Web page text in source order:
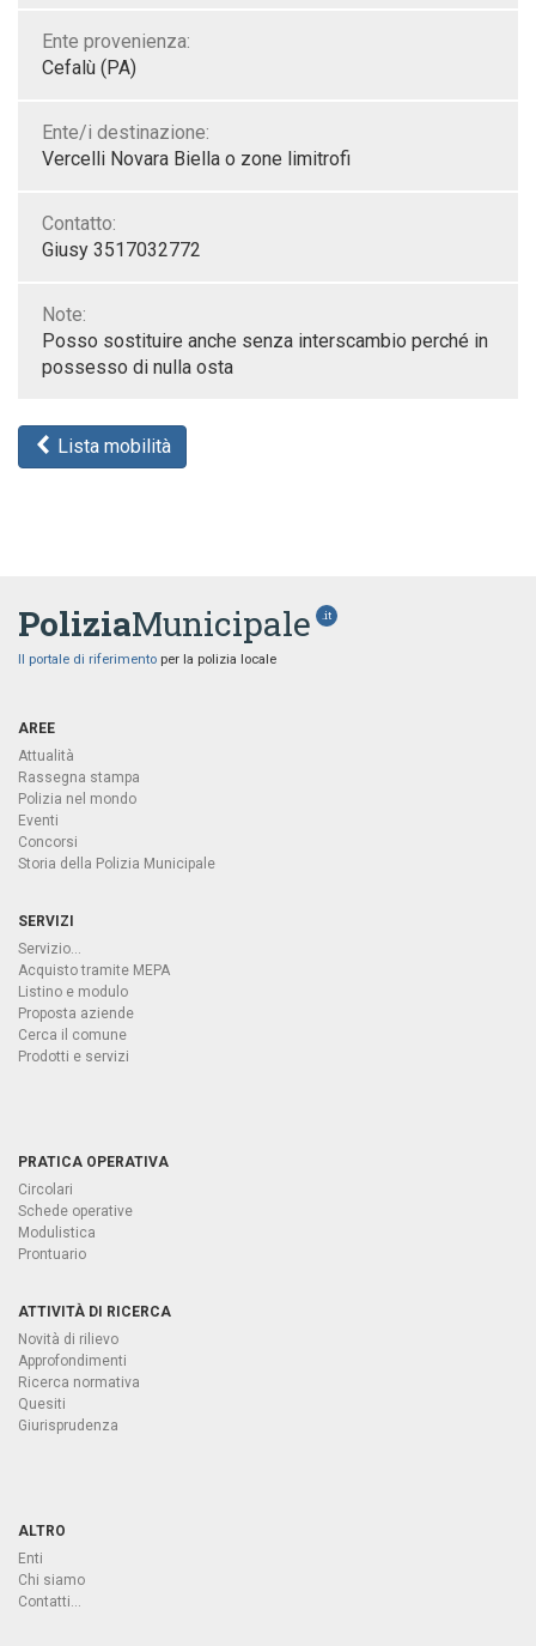
Ente provenienza:
Cefalù (PA)
Ente/i destinazione:
Vercelli Novara Biella o zone limitrofi
Contatto:
Giusy 3517032772
Note:
Posso sostituire anche senza interscambio perché in
possesso di nulla osta
Lista mobilità
PoliziaMunicipale .it
Il portale di riferimento per la polizia locale
AREE
Attualità
Rassegna stampa
Polizia nel mondo
Eventi
Concorsi
Storia della Polizia Municipale
SERVIZI
Servizio...
Acquisto tramite MEPA
Listino e modulo
Proposta aziende
Cerca il comune
Prodotti e servizi
PRATICA OPERATIVA
Circolari
Schede operative
Modulistica
Prontuario
ATTIVITÀ DI RICERCA
Novità di rilievo
Approfondimenti
Ricerca normativa
Quesiti
Giurisprudenza
ALTRO
Enti
Chi siamo
Contatti...